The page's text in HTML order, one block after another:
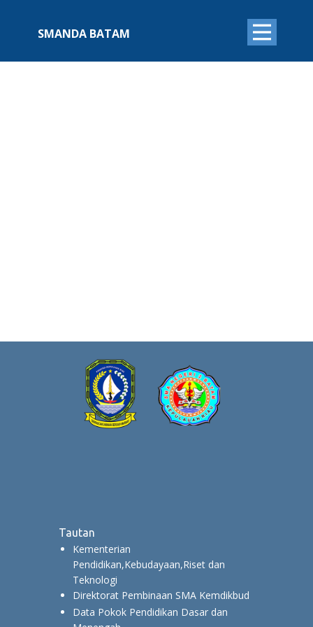
SMANDA BATAM
Tautan
Kementerian
Pendidikan,Kebudayaan,Riset dan
Teknologi
Direktorat Pembinaan SMA Kemdikbud
Data Pokok Pendidikan Dasar dan